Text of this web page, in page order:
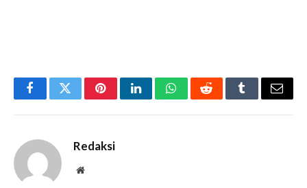
FacebookTwitterPinterestLinkedInWhatsAppRedditTumblrEmail
Redaksi
Website